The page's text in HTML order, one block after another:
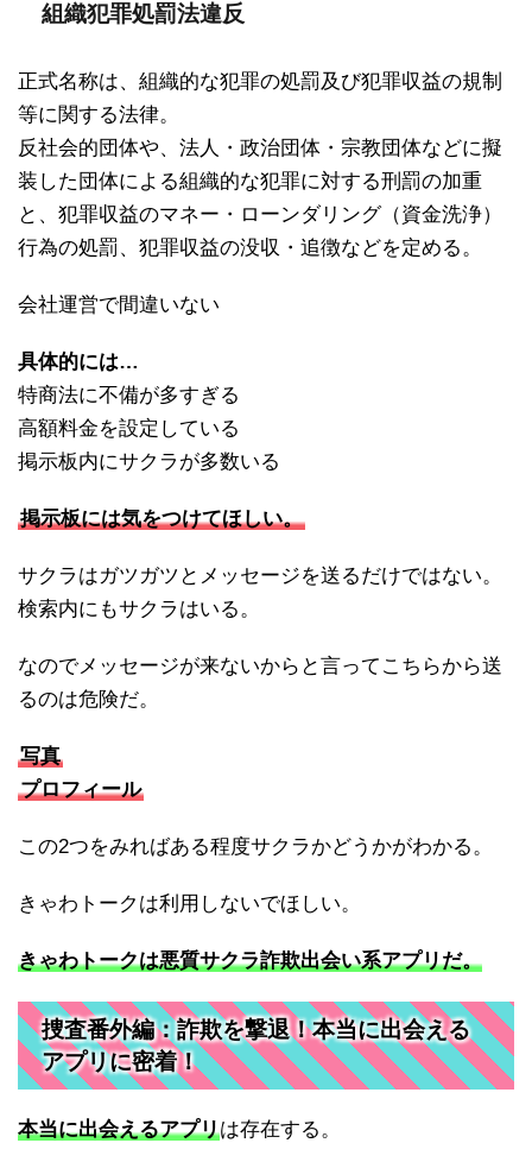
組織犯罪処罰法違反
正式名称は、組織的な犯罪の処罰及び犯罪収益の規制
等に関する法律。
反社会的団体や、法人・政治団体・宗教団体などに擬
装した団体による組織的な犯罪に対する刑罰の加重
と、犯罪収益のマネー・ローンダリング（資金洗浄）
行為の処罰、犯罪収益の没収・追徴などを定める。
会社運営で間違いない
具体的には…
特商法に不備が多すぎる
高額料金を設定している
掲示板内にサクラが多数いる
掲示板には気をつけてほしい。
サクラはガツガツとメッセージを送るだけではない。
検索内にもサクラはいる。
なのでメッセージが来ないからと言ってこちらから送
るのは危険だ。
写真
プロフィール
この2つをみればある程度サクラかどうかがわかる。
きゃわトークは利用しないでほしい。
きゃわトークは悪質サクラ詐欺出会い系アプリだ。
捜査番外編：詐欺を撃退！本当に出会える
アプリに密着！
本当に出会えるアプリは存在する。